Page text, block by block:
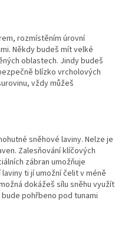
rozmístěním úrovní
Někdy budeš mít velké
oblastech. Jindy budeš
blízko vrcholových
vždy můžeš
sněhové laviny. Nelze je
Zalesňování klíčových
zábran umožňuje
ti jí umožní čelit v méně
dokážeš sílu sněhu využít
pohřbeno pod tunami